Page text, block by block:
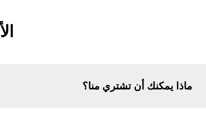
ماذا يمكنك أن تشتري منا؟